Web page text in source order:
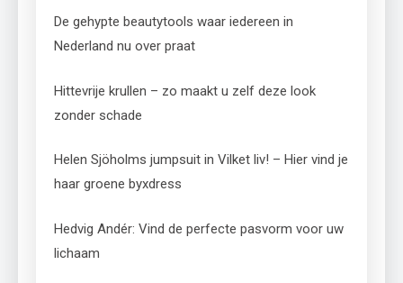
De gehypte beautytools waar iedereen in
Nederland nu over praat
Hittevrije krullen – zo maakt u zelf deze look
zonder schade
Helen Sjöholms jumpsuit in Vilket liv! – Hier vind je
haar groene byxdress
Hedvig Andér: Vind de perfecte pasvorm voor uw
lichaam